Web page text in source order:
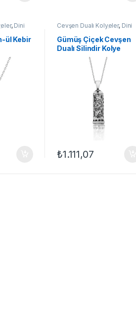
, Dini
TAKI
ül Kebir
Cevşen Dualı Kolyeler, Dini
Motifli Kolyeler
GÜMÜŞ TAKI
Kadın Kolyeleri,Kolye
Gümüş Çiçek Cevşen
Dualı Silindir Kolye
₺1.111,07